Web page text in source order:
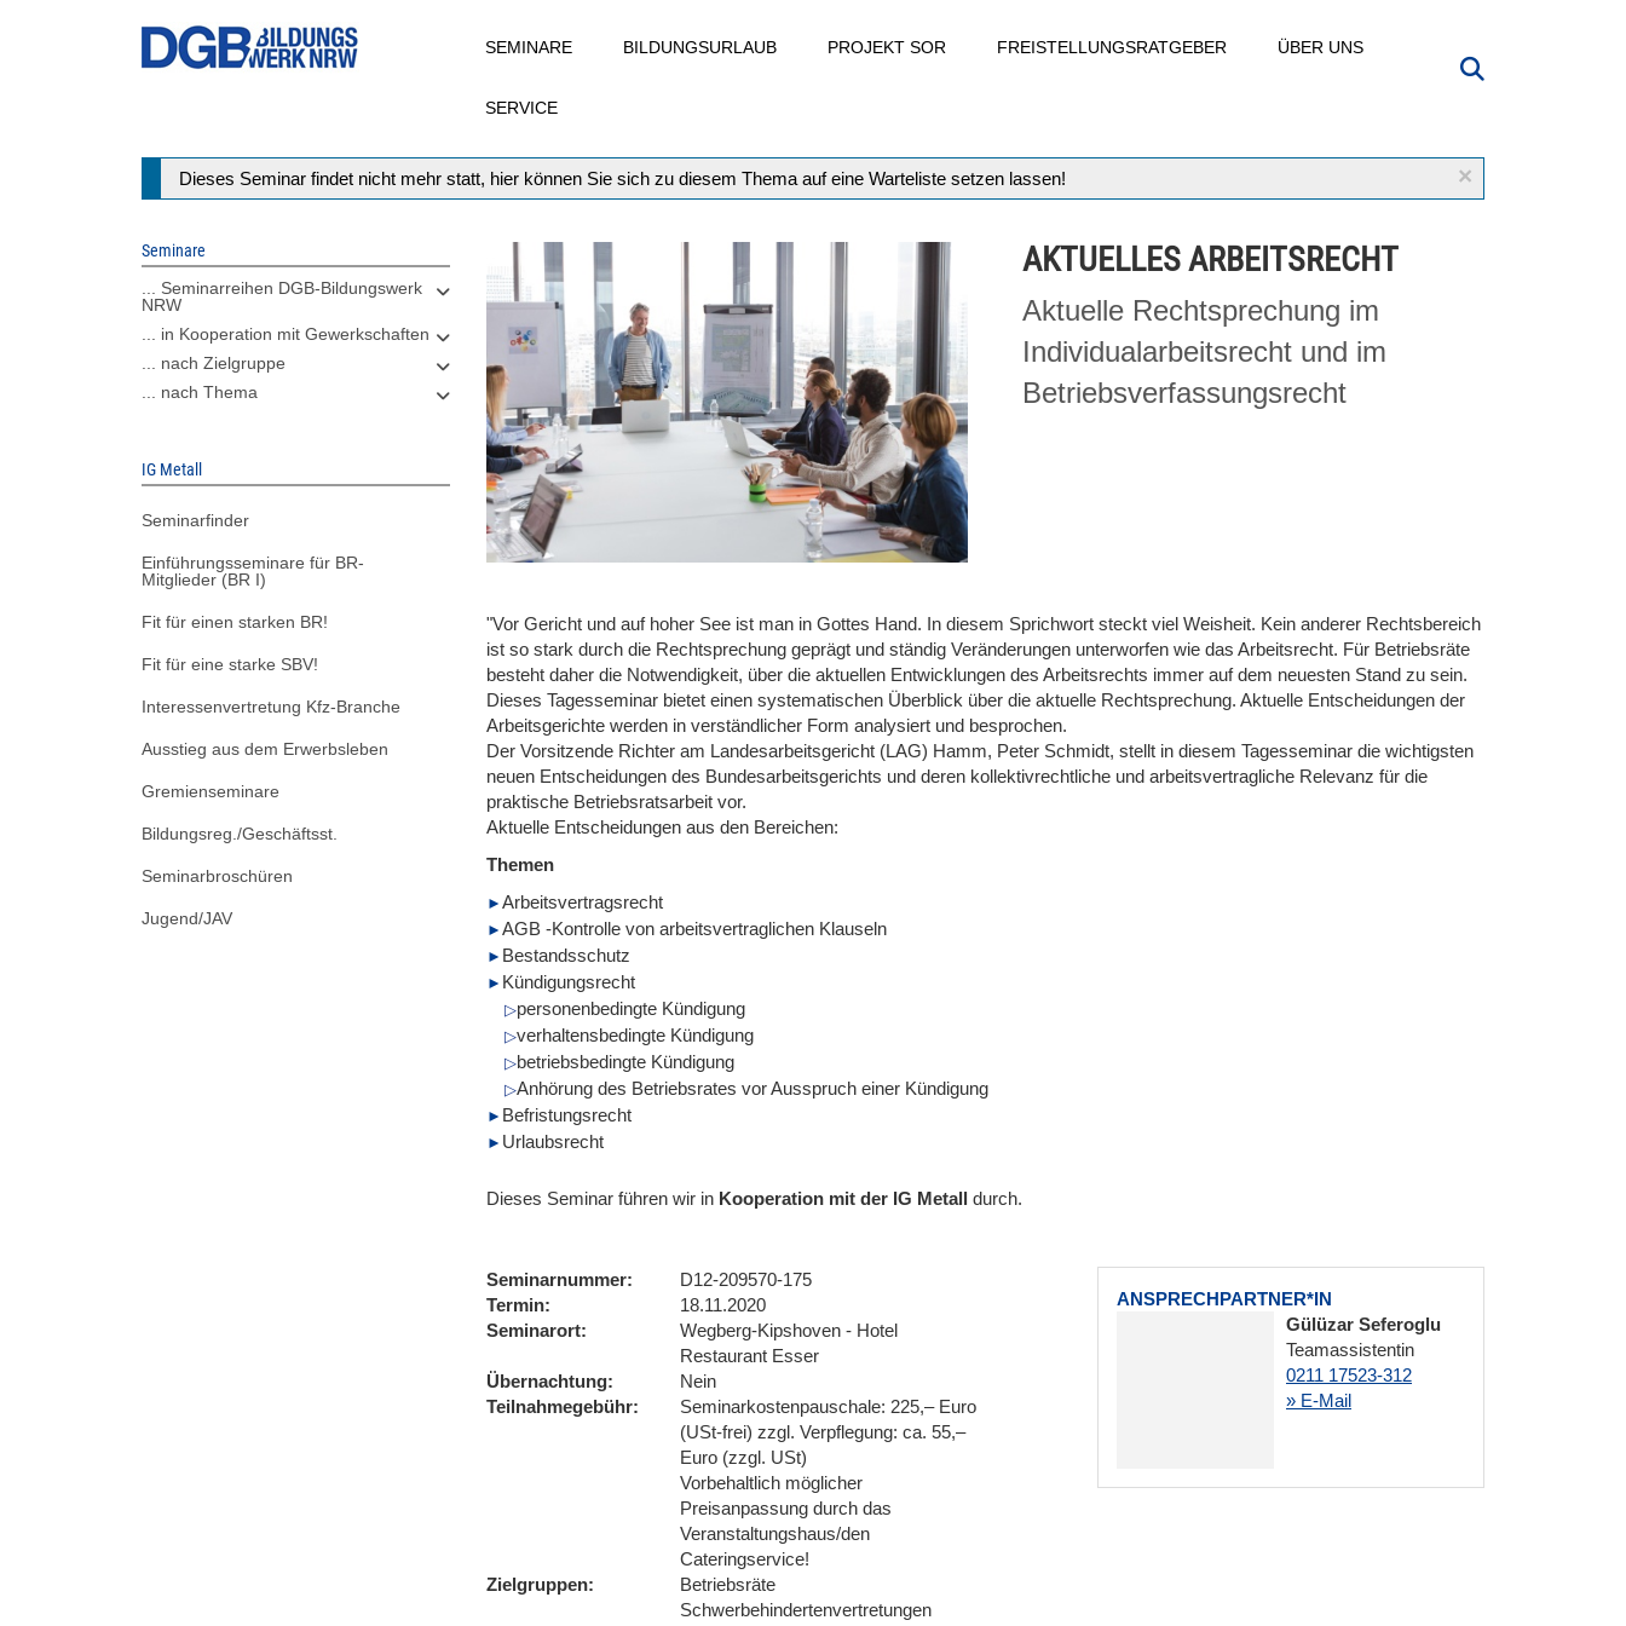
SEMINARE BILDUNGSURLAUB PROJEKT SOR FREISTELLUNGSRATGEBER ÜBER UNS
SERVICE
×
Statusmeldung
Dieses Seminar findet nicht mehr statt, hier können Sie sich zu diesem Thema auf eine Warteliste setzen lassen!
Seminare
... Seminarreihen DGB-Bildungswerk
NRW
... in Kooperation mit Gewerkschaften
... nach Zielgruppe
... nach Thema
IG Metall
Seminarfinder
Einführungsseminare für BR-
Mitglieder (BR I)
Fit für einen starken BR!
Fit für eine starke SBV!
Interessenvertretung Kfz-Branche
Ausstieg aus dem Erwerbsleben
Gremienseminare
Bildungsreg./Geschäftsst.
Seminarbroschüren
Jugend/JAV
AKTUELLES ARBEITSRECHT
Aktuelle Rechtsprechung im
Individualarbeitsrecht und im
Betriebsverfassungsrecht
"Vor Gericht und auf hoher See ist man in Gottes Hand. In diesem Sprichwort steckt viel Weisheit. Kein anderer Rechtsbereich
ist so stark durch die Rechtsprechung geprägt und ständig Veränderungen unterworfen wie das Arbeitsrecht. Für Betriebsräte
besteht daher die Notwendigkeit, über die aktuellen Entwicklungen des Arbeitsrechts immer auf dem neuesten Stand zu sein.
Dieses Tagesseminar bietet einen systematischen Überblick über die aktuelle Rechtsprechung. Aktuelle Entscheidungen der
Arbeitsgerichte werden in verständlicher Form analysiert und besprochen.
Der Vorsitzende Richter am Landesarbeitsgericht (LAG) Hamm, Peter Schmidt, stellt in diesem Tagesseminar die wichtigsten
neuen Entscheidungen des Bundesarbeitsgerichts und deren kollektivrechtliche und arbeitsvertragliche Relevanz für die
praktische Betriebsratsarbeit vor.
Aktuelle Entscheidungen aus den Bereichen:
Themen
Arbeitsvertragsrecht
AGB -Kontrolle von arbeitsvertraglichen Klauseln
Bestandsschutz
Kündigungsrecht
personenbedingte Kündigung
verhaltensbedingte Kündigung
betriebsbedingte Kündigung
Anhörung des Betriebsrates vor Ausspruch einer Kündigung
Befristungsrecht
Urlaubsrecht
Dieses Seminar führen wir in Kooperation mit der IG Metall durch.
ANSPRECHPARTNER*IN
Gülüzar Seferoglu
Teamassistentin
0211 17523-312
» E-Mail
Seminarnummer
D12-209570-175
Termin
18.11.2020
Seminarort
Wegberg-Kipshoven - Hotel
Restaurant Esser
Übernachtung
Nein
Teilnahmegebühr
Seminarkostenpauschale: 225,– Euro
(USt-frei) zzgl. Verpflegung: ca. 55,–
Euro (zzgl. USt)
Vorbehaltlich möglicher
Preisanpassung durch das
Veranstaltungshaus/den
Cateringservice!
Zielgruppen
Betriebsräte
Schwerbehindertenvertretungen